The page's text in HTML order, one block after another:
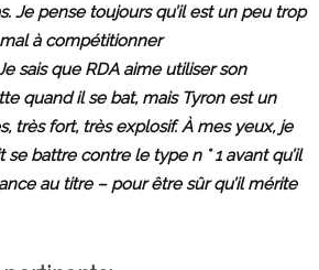
Je pense toujours qu’il est un peu trop
à compétitionner
sais que RDA aime utiliser son
quand il se bat, mais Tyron est un
très fort, très explosif. À mes yeux, je
se battre contre le type n ° 1 avant qu’il
au titre – pour être sûr qu’il mérite